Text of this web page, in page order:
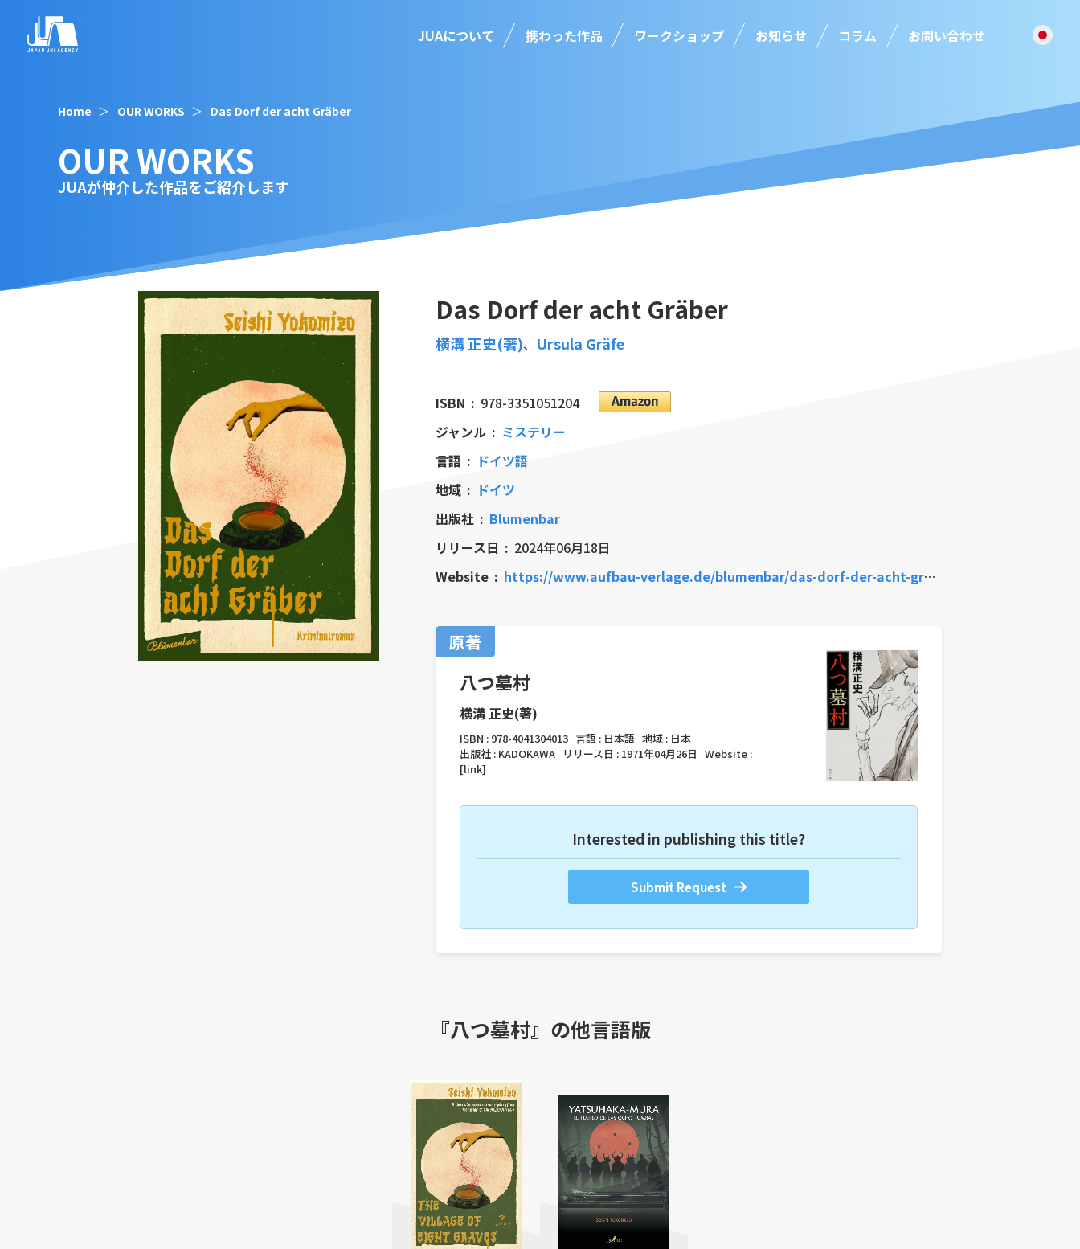
JUAについて 携わった作品 ワークショップ お知らせ コラム お問い合わせ
Home OUR WORKS Das Dorf der acht Gräber
OUR WORKS
JUAが仲介した作品をご紹介します
Das Dorf der acht Gräber
横溝 正史(著)、 Ursula Gräfe
ISBN
978-3351051204
ジャンル
ミステリー
言語
ドイツ語
地域
ドイツ
出版社
Blumenbar
リリース日
2024年06月18日
Website
https://www.aufbau-verlage.de/blumenbar/das-dorf-der-acht-graber/978-3-351-05120-4
原著
八つ墓村
横溝 正史(著)
ISBN : 978-4041304013 言語 : 日本語 地域 : 日本
出版社 : KADOKAWA リリース日 : 1971年04月26日 Website :
[link]
Interested in publishing this title?
Submit Request
『八つ墓村』の他言語版